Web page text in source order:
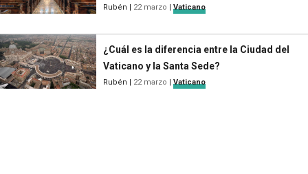
Rubén | 22 marzo | Vaticano
¿Cuál es la diferencia entre la Ciudad del
Vaticano y la Santa Sede?
Rubén | 22 marzo | Vaticano